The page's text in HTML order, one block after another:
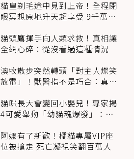
貓皇剃毛途中見到上帝！全程閉
眼冥想原地升天超享受 9千萬人
貓頭鷹揮手向人類求救！真相讓
全網心碎：從沒看過這種情況
澳牧散步突然轉頭「對主人燦笑
放電」！獸醫指不是巧合：真相
貓咪長大會變回小嬰兒！專家揭
4可愛舉動「幼貓魂爆發」：本
阿嬤有了新歡！橘貓專屬VIP座
位被搶走 死亡凝視笑翻百萬人